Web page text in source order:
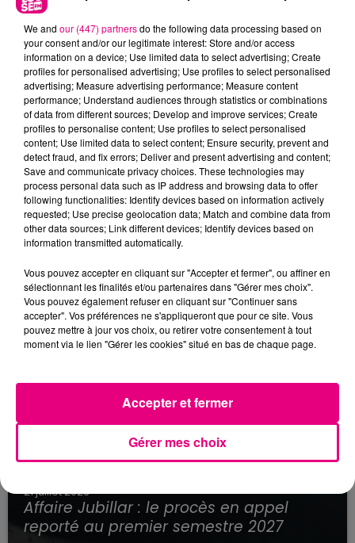
22 juillet 2026
Toulouse : circulation perturbée dans le
secteur François Verdier...
21 juillet 2026
Affaire Jubillar : le procès en appel
reporté au premier semestre 2027
We and our (447) partnersdo the following data processing based on
your consent and/or our legitimate interest: Store and/or access
information on a device; Use limited data to select advertising; Create
profiles for personalised advertising; Use profiles to select personalised
advertising; Measure advertising performance; Measure content
performance; Understand audiences through statistics or combinations
of data from different sources; Develop and improve services; Create
profiles to personalise content; Use profiles to select personalised
content; Use limited data to select content; Ensure security, prevent and
detect fraud, and fix errors; Deliver and present advertising and content;
Save and communicate privacy choices. These technologies may
process personal data such as IP address and browsing data to offer
following functionalities: Identify devices based on information actively
requested; Use precise geolocation data; Match and combine data from
other data sources; Link different devices; Identify devices based on
information transmitted automatically.
Vous pouvez accepter en cliquant sur "Accepter et fermer", ou affiner en
sélectionnant les finalités et/ou partenaires dans "Gérer mes choix".
Vous pouvez également refuser en cliquant sur "Continuer sans
accepter". Vos préférences ne s'appliqueront que pour ce site. Vous
pouvez mettre à jour vos choix, ou retirer votre consentement à tout
moment via le lien "Gérer les cookies" situé en bas de chaque page.
Gérer mes choix
Accepter et fermer